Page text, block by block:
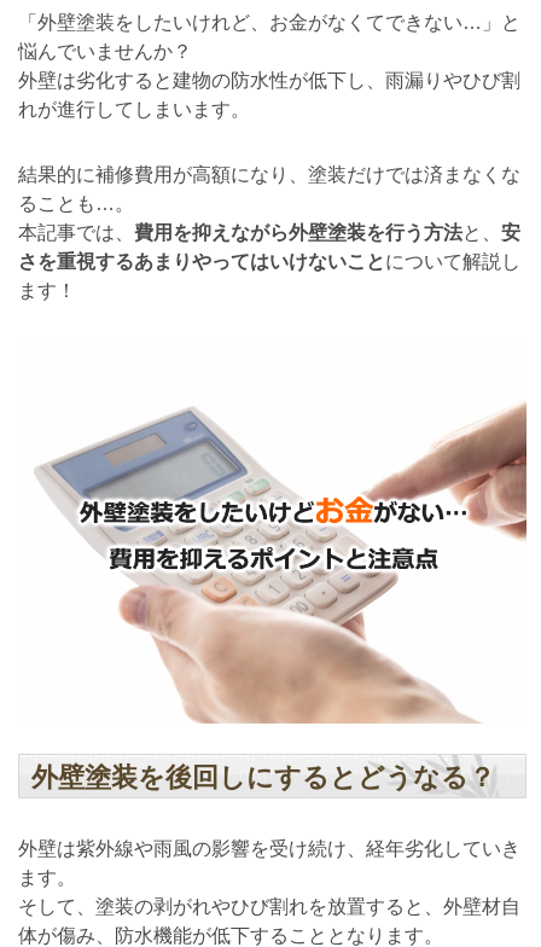
「外壁塗装をしたいけれど、お金がなくてできない…」と
悩んでいませんか？
外壁は劣化すると建物の防水性が低下し、雨漏りやひび割
れが進行してしまいます。
結果的に補修費用が高額になり、塗装だけでは済まなくな
ることも…。
本記事では、 費用を抑えながら外壁塗装を行う方法と、 安
さを重視するあまりやってはいけないことについて解説し
ます！
外壁塗装を後回しにするとどうなる？
外壁は紫外線や雨風の影響を受け続け、経年劣化していき
ます。
そして、塗装の剥がれやひび割れを放置すると、外壁材自
体が傷み、防水機能が低下することとなります。